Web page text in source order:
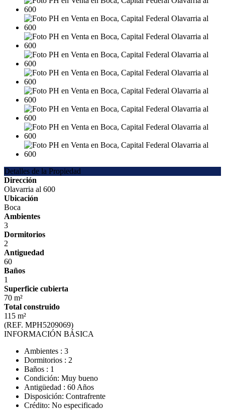
Detalles de la Propiedad
Dirección
Olavarria al 600
Ubicación
Boca
Ambientes
3
Dormitorios
2
Antiguedad
60
Baños
1
Superficie cubierta
70 m²
Total construido
115 m²
(REF. MPH5209069)
INFORMACIÓN BÁSICA
Ambientes : 3
Dormitorios : 2
Baños : 1
Condición: Muy bueno
Antigüedad : 60 Años
Disposición: Contrafrente
Crédito: No especificado